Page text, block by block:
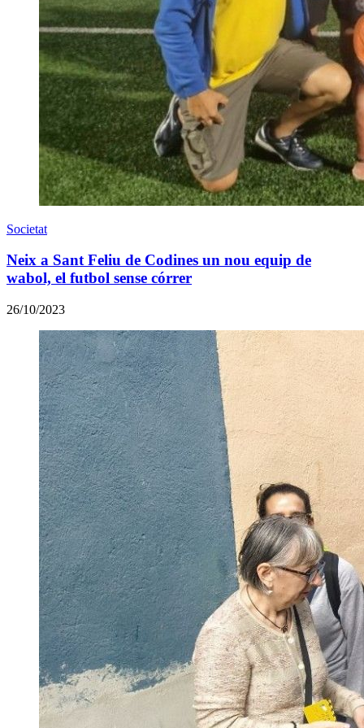
Societat
Neix a Sant Feliu de Codines un nou equip de
wabol, el futbol sense córrer
26/10/2023